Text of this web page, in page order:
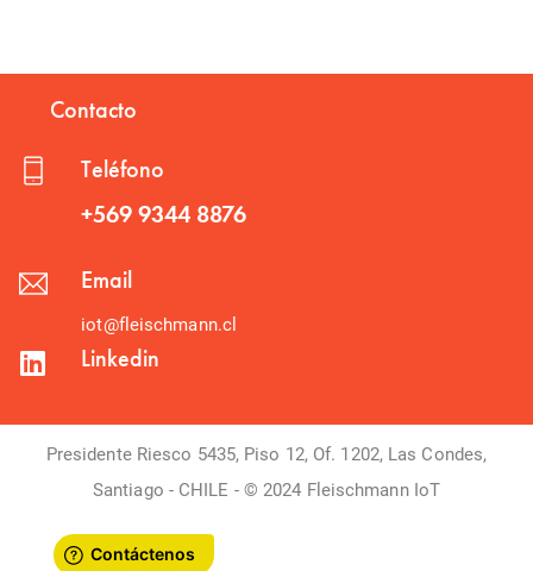
Contacto
Teléfono
+569 9344 8876
Email
iot@fleischmann.cl
Linkedin
Presidente Riesco 5435, Piso 12, Of. 1202, Las Condes,
Santiago - CHILE - © 2024 Fleischmann IoT